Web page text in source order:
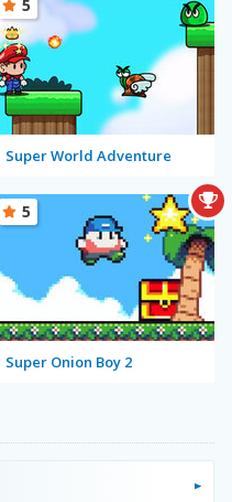
Super World Adventure
5
Super Onion Boy 2
5